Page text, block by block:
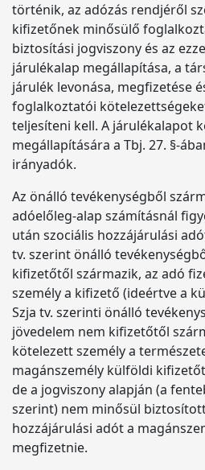
történik, az adózás rendjéről
kifizetőnek minősülő
biztosítási jogviszony és az
járulékalap megállapítása, a
járulék levonása, megfizetése
foglalkoztatói
teljesíteni kell. A járulékalapot
megállapítására a Tbj. 27. §-
irányadók.
Az önálló tevékenységből
adóelőleg-alap számításnál
után szociális hozzájárulási
tv. szerint önálló
kifizetőtől származik, az adó
személy a kifizető (ideértve a
Szja tv. szerinti önálló
jövedelem nem kifizetőtől
kötelezett személy a
magánszemély külföldi
de a jogviszony alapján (a
szerint) nem minősül
hozzájárulási adót a
megfizetnie.